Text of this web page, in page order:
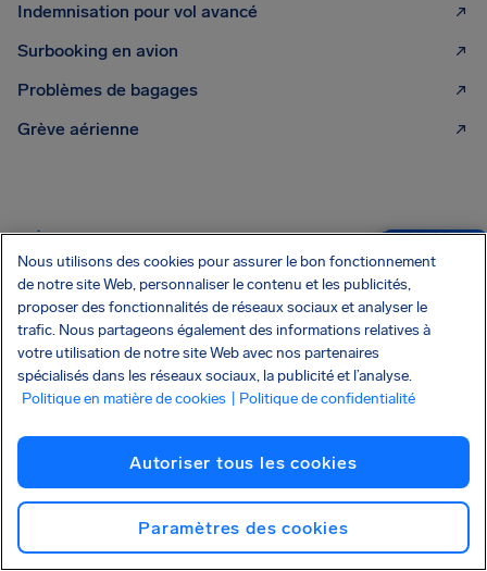
Indemnisation pour vol avancé
Surbooking en avion
Problèmes de bagages
Grève aérienne
Recevez des astuces et des conseils directement
dans votre boîte e-mail
Abonnez-vous
CONNAÎTRE VOS DROITS
Consultez notre guide facile
Lire plus
Un guide des droits des
Nous utilisons des cookies pour assurer le bon fonctionnement
de notre site Web, personnaliser le contenu et les publicités,
proposer des fonctionnalités de réseaux sociaux et analyser le
trafic. Nous partageons également des informations relatives à
votre utilisation de notre site Web avec nos partenaires
spécialisés dans les réseaux sociaux, la publicité et l’analyse.
Politique en matière de cookies
| Politique de confidentialité
Autoriser tous les cookies
Paramètres des cookies